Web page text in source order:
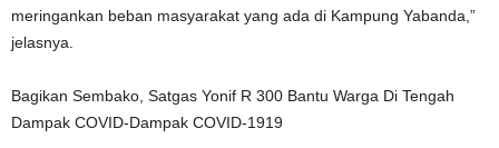
meringankan beban masyarakat yang ada di Kampung Yabanda,”
jelasnya.
Bagikan Sembako, Satgas Yonif R 300 Bantu Warga Di Tengah
Dampak COVID-Dampak COVID-1919